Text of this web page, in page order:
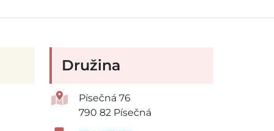
Družina
Písečná 76
790 82 Písečná